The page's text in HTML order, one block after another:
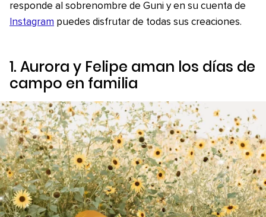
responde al sobrenombre de Guni y en su cuenta de
Instagram puedes disfrutar de todas sus creaciones.
1. Aurora y Felipe aman los días de
campo en familia